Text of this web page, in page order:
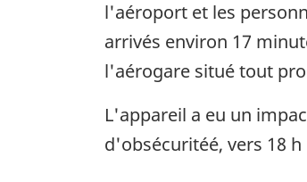
l'aéroport et les
arrivés environ 17
l'aérogare situé tout
L'appareil a eu un
d'obsécuritéé, vers 18